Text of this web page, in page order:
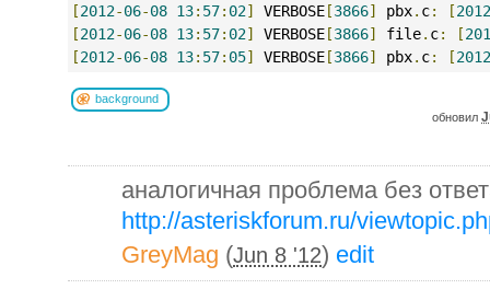
[2012-06-08 13: 57: 02] VERBOSE[3866] pbx. c: [2012
[2012-06-08 13: 57: 02] VERBOSE[3866] file. c: [
[2012-06-08 13: 57: 05] VERBOSE[3866] pbx. c: [2012
background
обновил
аналогичная проблема без
http://asteriskforum.ru/
GreyMag (Jun 8 '12) edit